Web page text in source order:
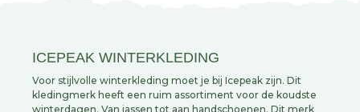
ICEPEAK WINTERKLEDING
Voor stijlvolle winterkleding moet je bij Icepeak zijn. Dit
kledingmerk heeft een ruim assortiment voor de koudste
winterdagen. Van jassen tot aan handschoenen. Dit merk